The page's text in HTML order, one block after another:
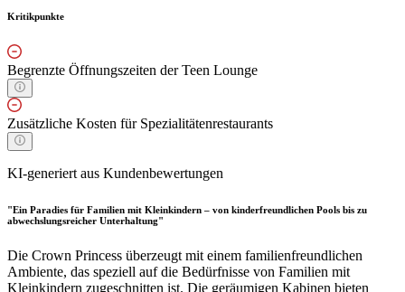
Kritikpunkte
Begrenzte Öffnungszeiten der Teen Lounge
Zusätzliche Kosten für Spezialitätenrestaurants
KI-generiert aus Kundenbewertungen
"Ein Paradies für Familien mit Kleinkindern – von kinderfreundlichen Pools bis zu
abwechslungsreicher Unterhaltung"
Die Crown Princess überzeugt mit einem familienfreundlichen
Ambiente, das speziell auf die Bedürfnisse von Familien mit
Kleinkindern zugeschnitten ist. Die geräumigen Kabinen bieten